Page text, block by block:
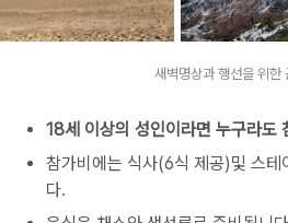
새벽명상과 행선을 위한
18세 이상의 성인이라면 누구라도
참가비에는 식사(6식 제공)및 스테
다.